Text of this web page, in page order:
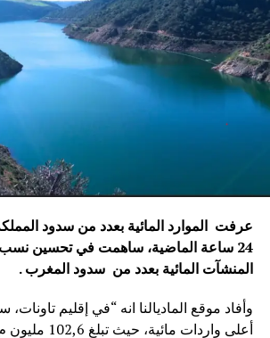
عرفت الموارد المائية بعدد من سدود
24 ساعة الماضية، ساهمت في تحسين
المنشآت المائية بعدد من سدود المغرب .
وأفاد موقع الماديالنا انه “في إقليم